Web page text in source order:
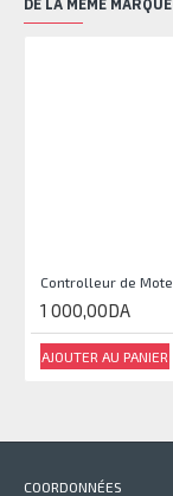
DE LA MÊME MARQUE
1 000,00DA
AJOUTER AU PANIER
COORDONNÉES